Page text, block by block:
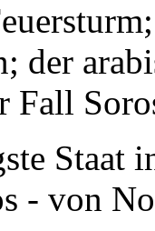
der
Fall
Staat
- von